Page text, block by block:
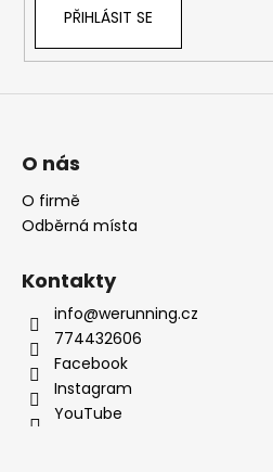
PŘIHLÁSIT SE
O nás
O firmě
Odběrná místa
Kontakty
info@werunning.cz
774432606
Facebook
Instagram
YouTube